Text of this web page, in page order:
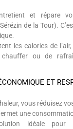
et répare
de la Tour).
les calories de
ou de
ET
vous réduisez
une
idéale pour